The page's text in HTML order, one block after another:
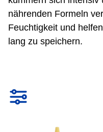
nährenden Formeln
Feuchtigkeit und
lang zu speichern.